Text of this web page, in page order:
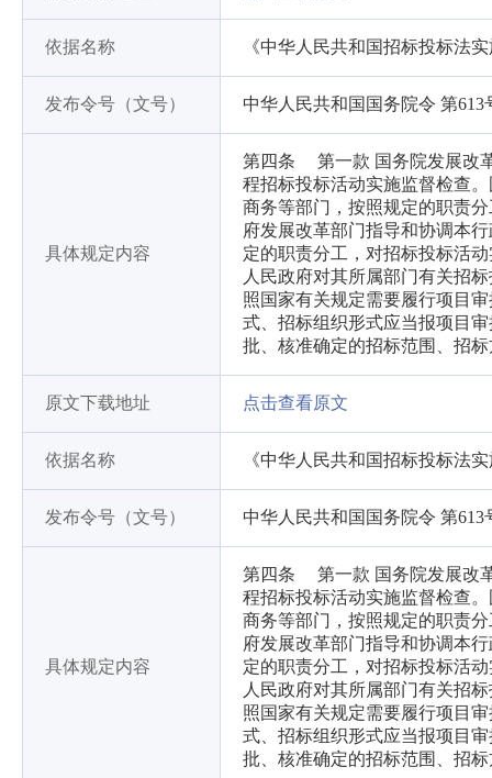
依据名称 《中华人民共和国招标投标法
发布令号（文号） 中华人民共和国国务院令 第613
具体规定内容
第四条 第一款 国务院发展改
程招标投标活动实施监督检查
商务等部门，按照规定的职责
府发展改革部门指导和协调本
定的职责分工，对招标投标活
人民政府对其所属部门有关招
照国家有关规定需要履行项目
式、招标组织形式应当报项目
批、核准确定的招标范围、招
原文下载地址 点击查看原文
依据名称 《中华人民共和国招标投标法
发布令号（文号） 中华人民共和国国务院令 第613
具体规定内容
第四条 第一款 国务院发展改
程招标投标活动实施监督检查
商务等部门，按照规定的职责
府发展改革部门指导和协调本
定的职责分工，对招标投标活
人民政府对其所属部门有关招
照国家有关规定需要履行项目
式、招标组织形式应当报项目
批、核准确定的招标范围、招